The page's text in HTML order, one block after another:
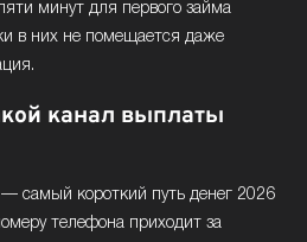
минут для первого займа
в них не помещается даже
канал выплаты
самый короткий путь денег 2026
телефона приходит за